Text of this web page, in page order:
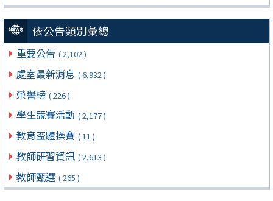
依公告類別彙總
重要公告 ( 2,102 )
處室最新消息 ( 6,932 )
榮譽榜 ( 226 )
學生競賽活動 ( 2,177 )
教育盃體操賽 ( 11 )
教師研習資訊 ( 2,613 )
教師甄選 ( 265 )